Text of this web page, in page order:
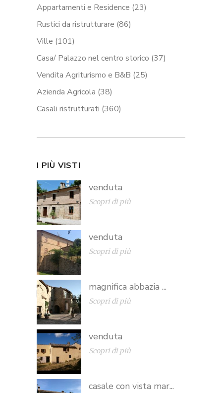
Appartamenti e Residence (23)
Rustici da ristrutturare (86)
Ville (101)
Casa/ Palazzo nel centro storico (37)
Vendita Agriturismo e B&B (25)
Azienda Agricola (38)
Casali ristrutturati (360)
I PIÙ VISTI
venduta
Scopri di più
venduta
Scopri di più
magnifica abbazia ...
Scopri di più
venduta
Scopri di più
casale con vista mar...